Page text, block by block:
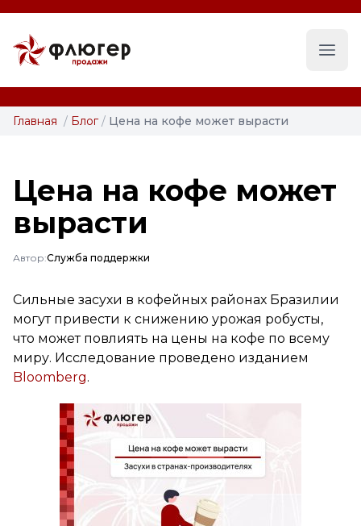
Главная / Блог / Цена на кофе может вырасти
Цена на кофе может
вырасти
Автор:Служба поддержки
Сильные засухи в кофейных районах Бразилии
могут привести к снижению урожая робусты,
что может повлиять на цены на кофе по всему
миру. Исследование проведено изданием
Bloomberg.